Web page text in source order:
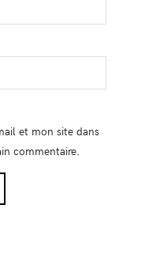
et mon site dans
commentaire.